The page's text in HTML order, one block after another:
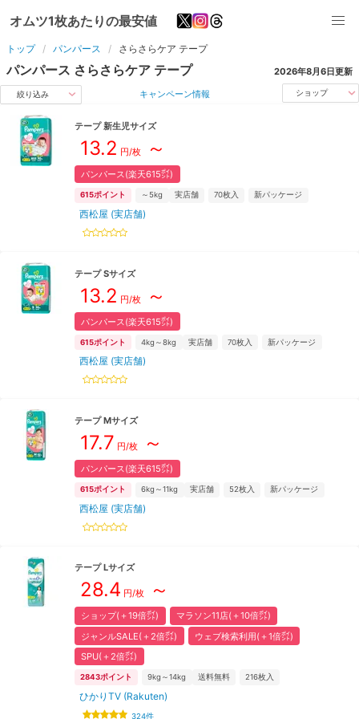
オムツ1枚あたりの最安値
トップ パンパース さらさらケア テープ
パンパース さらさらケア テープ 2026年8月6日更新
絞り込み キャンペーン情報 ショップ
テープ 新生児サイズ
13.2 円/枚～
パンパース(楽天615㌽)
615ポイント ～5kg 実店舗 70枚入 新パッケージ
西松屋 (実店舗)
テープ Sサイズ
13.2 円/枚～
パンパース(楽天615㌽)
615ポイント 4kg～8kg 実店舗 70枚入 新パッケージ
西松屋 (実店舗)
テープ Mサイズ
17.7 円/枚～
パンパース(楽天615㌽)
615ポイント 6kg～11kg 実店舗 52枚入 新パッケージ
西松屋 (実店舗)
テープ Lサイズ
28.4 円/枚～
ショップ(＋19倍㌽)
マラソン11店(＋10倍㌽)
ジャンルSALE(＋2倍㌽)
ウェブ検索利用(＋1倍㌽)
SPU(＋2倍㌽)
2843ポイント 9kg～14kg 送料無料 216枚入
ひかりTV (Rakuten)
324件